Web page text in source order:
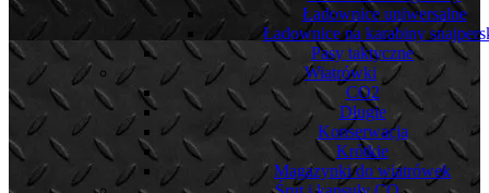
Ładownice uniwersalne
Ładownice na karabiny
Pasy taktyczne
Wiatrówki
CO2
Długie
Konserwacja
Krótkie
Magazynki do wiatrówek